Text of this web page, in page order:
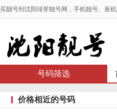
买靓号到沈阳绿芽靓号网，手机靓号、座
号码筛选
价格相近的号码